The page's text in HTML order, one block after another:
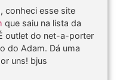
conheci esse site
que saiu na lista da
outlet do net-a-porter
do Adam. Dá uma
uns! bjus